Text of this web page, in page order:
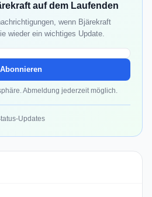
auf dem Laufenden
wenn Bjärekraft
wieder ein wichtiges Update.
Abonnieren
Abmeldung jederzeit möglich.
Updates